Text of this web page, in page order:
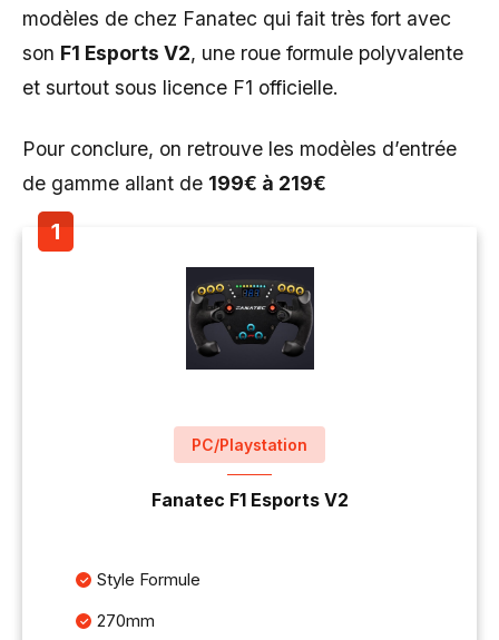
modèles de chez Fanatec qui fait très fort avec
son F1 Esports V2, une roue formule polyvalente
et surtout sous licence F1 officielle.
Pour conclure, on retrouve les modèles d’entrée
de gamme allant de 199€ à 219€
PC/Playstation
Fanatec F1 Esports V2
Style Formule
270mm